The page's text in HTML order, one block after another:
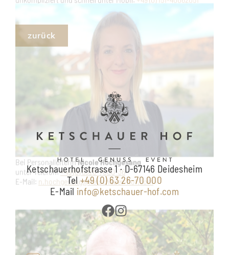
oder bei unserem GeschäftsführerOle Leidner
Telefon:+49 (0) 6326-7000-92
E-Mail:o.leidner@ketschauer-hof.com
Ketschauerhofstrasse 1 · D-67146 Deidesheim
Tel+49 (0) 63 26-70 000
E-Mail info@ketschauer-hof.com